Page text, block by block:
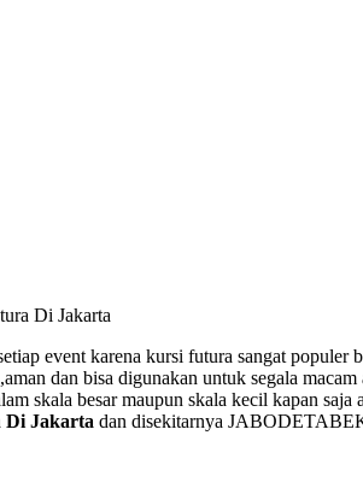
Di Jakarta
event karena kursi futura sangat populer
dan bisa digunakan untuk segala macam
skala besar maupun skala kecil kapan
Di Jakarta dan disekitarnya